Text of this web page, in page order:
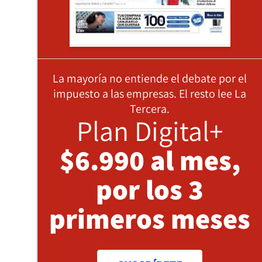
La mayoría no entiende el debate por el
impuesto a las empresas. El resto lee La
Tercera.
Plan Digital+
$6.990 al mes,
por los 3
primeros meses